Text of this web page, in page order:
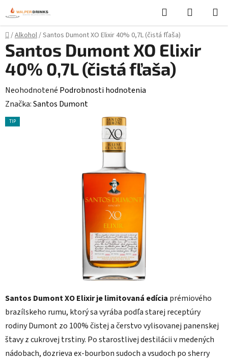
Prejsť
na
obsah
Hľadať
KOŠÍK
Domov
/Alkohol/Santos Dumont XO Elixir 40% 0,7L (čistá fľaša)
Santos Dumont XO Elixir je limitovaná edícia prémiového
brazílskeho rumu, ktorý sa vyrába podľa starej receptúry
rodiny Dumont zo 100% čistej a čerstvo vylisovanej panenskej
štavy z cukrovej trstiny. Po starostlivej destilácii v medených
nádobach, dozrieva ex-bourbon sudoch a vsudoch po sherry
Santos Dumont XO Elixir
40% 0,7L (čistá fľaša)
Priemerné
hodnotenie
produktu
Neohodnotené Podrobnosti hodnotenia
Značka:Santos Dumont
TIP